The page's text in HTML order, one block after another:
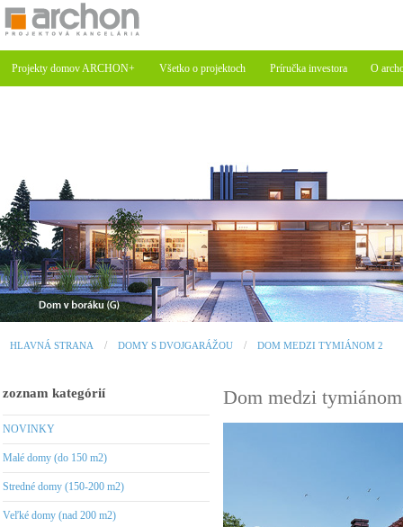
Projekty domov ARCHON+ Všetko o projektoch Príručka investora O
HLAVNÁ STRANA DOMY S DVOJGARÁŽOU DOM MEDZI TYMIÁNOM 2
zoznam kategórií
NOVINKY
Malé domy (do 150 m2)
Stredné domy (150-200 m2)
Veľké domy (nad 200 m2)
Dom medzi